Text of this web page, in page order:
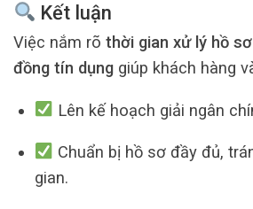
Kết luận
Việc nắm rõ thời gian xử lý hồ
đồng tín dụng giúp khách hàng
Lên kế hoạch giải ngân
Chuẩn bị hồ sơ đầy đủ,
gian.